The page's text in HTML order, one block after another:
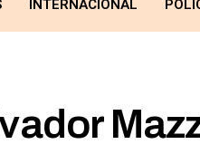
INTERNACIONAL